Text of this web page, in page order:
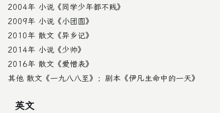
2004年 小说《同学少年都不贱》
2009年 小说《小团圆》
2010年 散文《异乡记》
2014年 小说《少帅》
2016年 散文《爱憎表》
其他 散文《一九八八至》；剧本《伊凡生命中的一天》
英文